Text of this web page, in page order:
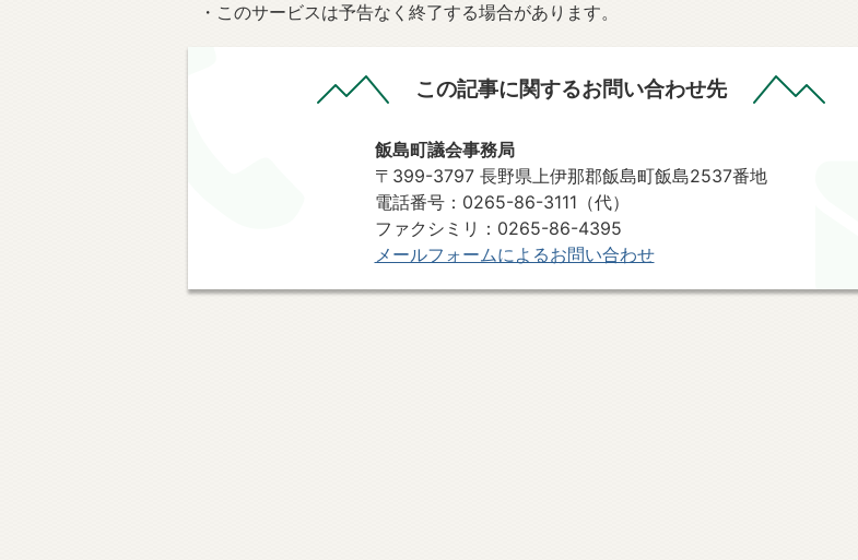
・このサービスは予告なく終了する場合があります。
この記事に関するお問い合わせ先
飯島町議会事務局
〒399-3797 長野県上伊那郡飯島町飯島2537番地
電話番号：0265-86-3111（代）
ファクシミリ：0265-86-4395
メールフォームによるお問い合わせ